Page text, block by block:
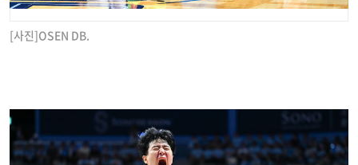
[사진]OSEN DB.